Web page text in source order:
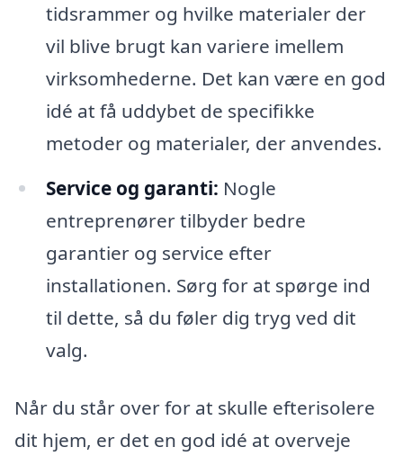
tidsrammer og hvilke materialer der
vil blive brugt kan variere imellem
virksomhederne. Det kan være en god
idé at få uddybet de specifikke
metoder og materialer, der anvendes.
Service og garanti: Nogle
entreprenører tilbyder bedre
garantier og service efter
installationen. Sørg for at spørge ind
til dette, så du føler dig tryg ved dit
valg.
Når du står over for at skulle efterisolere
dit hjem, er det en god idé at overveje